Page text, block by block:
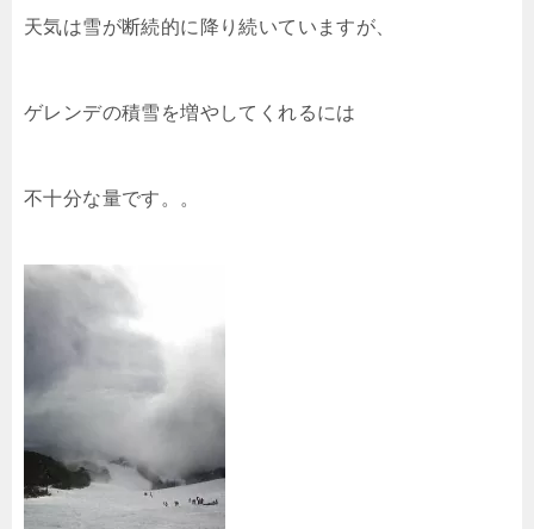
天気は雪が断続的に降り続いていますが、
ゲレンデの積雪を増やしてくれるには
不十分な量です。。